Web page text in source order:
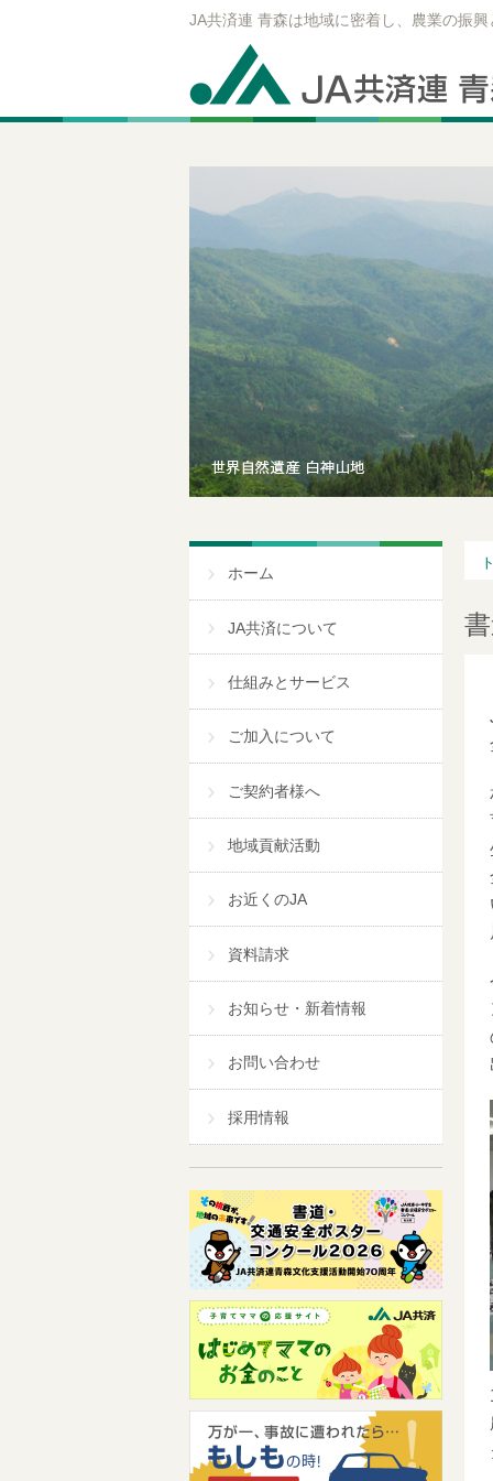
JA共済連 青森は地域に密着し、農業の振
ホーム
JA共済について
仕組みとサービス
ご加入について
ご契約者様へ
地域貢献活動
お近くのJA
資料請求
お知らせ・新着情報
お問い合わせ
採用情報